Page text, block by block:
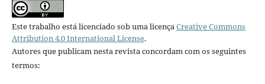
Este trabalho está licenciado sob uma licençaCreative Commons
Attribution 4.0 International License.
Autores que publicam nesta revista concordam com os seguintes
termos: